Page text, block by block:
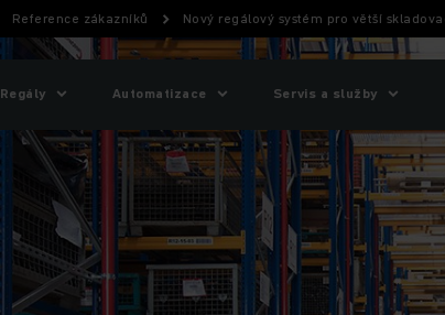
Reference zákazníků Nový regálový systém pro větší
Regály Automatizace Servis a služby